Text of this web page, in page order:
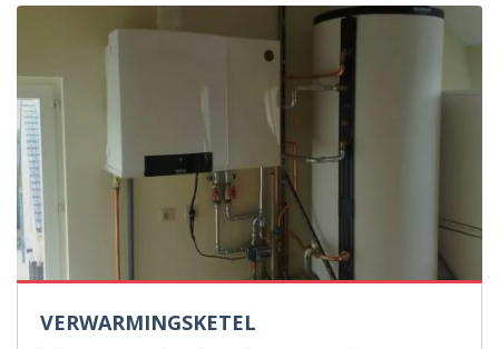
VERWARMINGSKETEL